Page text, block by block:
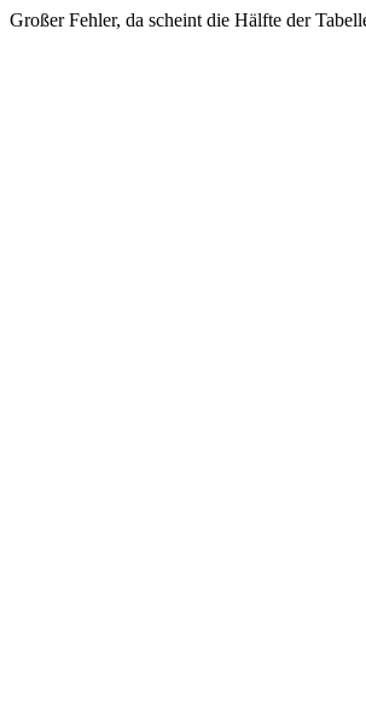
Großer Fehler, da scheint die Hälfte der